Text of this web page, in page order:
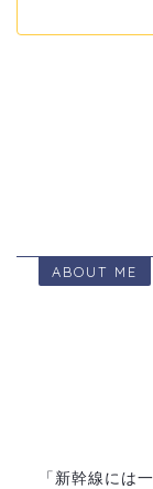
ABOUT ME
「新幹線には